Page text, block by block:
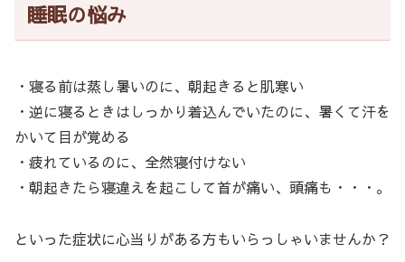
睡眠の悩み
・寝る前は蒸し暑いのに、朝起きると肌寒い
・逆に寝るときはしっかり着込んでいたのに、暑くて汗を
かいて目が覚める
・疲れているのに、全然寝付けない
・朝起きたら寝違えを起こして首が痛い、頭痛も・・・。
といった症状に心当りがある方もいらっしゃいませんか？